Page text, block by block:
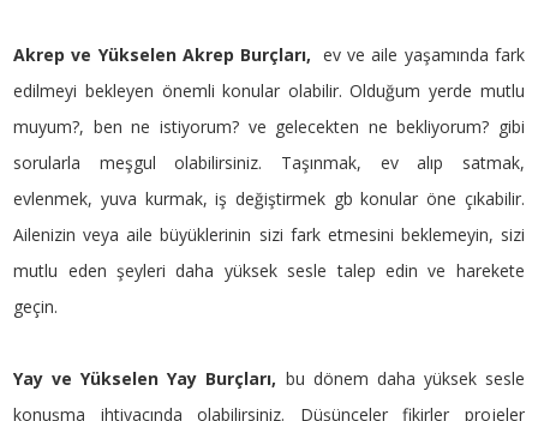
Akrep ve Yükselen Akrep Burçları, ev ve aile yaşamında fark
edilmeyi bekleyen önemli konular olabilir. Olduğum yerde mutlu
muyum?, ben ne istiyorum? ve gelecekten ne bekliyorum? gibi
sorularla meşgul olabilirsiniz. Taşınmak, ev alıp satmak,
evlenmek, yuva kurmak, iş değiştirmek gb konular öne çıkabilir.
Ailenizin veya aile büyüklerinin sizi fark etmesini beklemeyin, sizi
mutlu eden şeyleri daha yüksek sesle talep edin ve harekete
geçin.
Yay ve Yükselen Yay Burçları, bu dönem daha yüksek sesle
konuşma ihtiyacında olabilirsiniz. Düşünceler fikirler projeler